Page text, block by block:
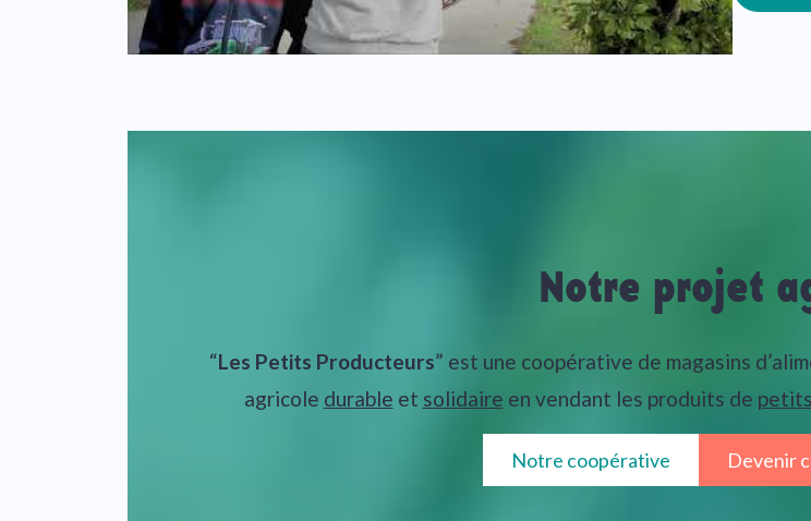
Notre projet
“Les Petits Producteurs” est une coopérative de magasins
agricole durable et solidaire en vendant les produits de
Notre coopérative Devenir